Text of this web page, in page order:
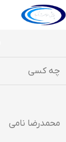
چه کسی
محمدرضا نامی